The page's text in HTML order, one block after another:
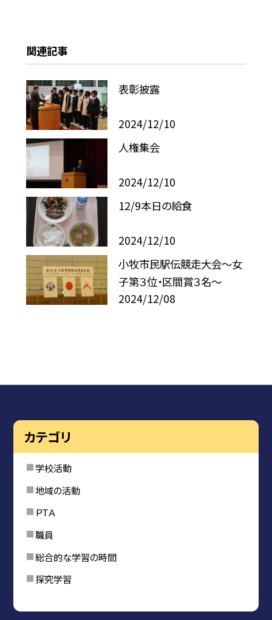
関連記事
表彰披露
2024/12/10
人権集会
2024/12/10
12/9本日の給食
2024/12/10
小牧市民駅伝競走大会〜女
子第３位・区間賞３名〜
2024/12/08
カテゴリ
学校活動
地域の活動
ＰＴＡ
職員
総合的な学習の時間
探究学習